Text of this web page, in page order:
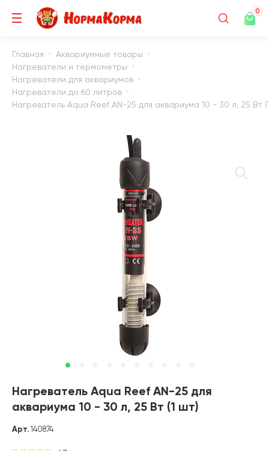
0
Главная
Аквариумные товары
Нагреватели и термометры
Нагреватели для аквариумов
Нагреватели до 60 литров
Нагреватель Aqua Reef AN-25 для аквариума 10 - 30 л, 25 Вт
Нагреватель Aqua Reef AN-25 для
аквариума 10 - 30 л, 25 Вт (1 шт)
Арт. 140874